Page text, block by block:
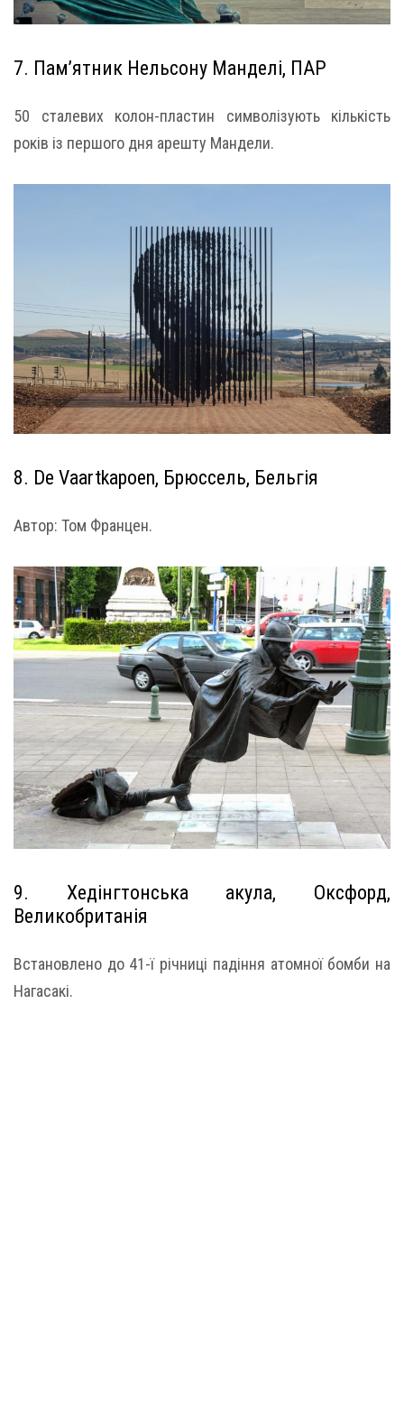
7. Пам’ятник Нельсону Манделі, ПАР
50 сталевих колон-пластин символізують кількість
років із першого дня арешту Мандели.
8. De Vaartkapoen, Брюссель, Бельгія
Автор: Том Францен.
9. Хедінгтонська акула, Оксфорд,
Великобританія
Встановлено до 41-ї річниці падіння атомної бомби на
Нагасакі.